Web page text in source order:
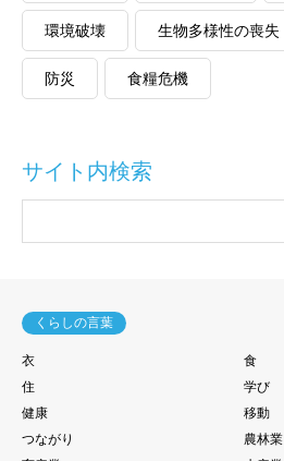
環境破壊 生物多様性の喪失
防災 食糧危機
サイト内検索
くらしの言葉
衣
食
住
学び
健康
移動
つながり
農林業